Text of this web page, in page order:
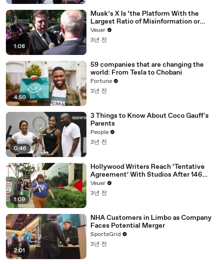
1:08
Musk’s X Is ‘the Platform With the
Largest Ratio of Misinformation or
Disinformation’ Amongst All Social
Media Platforms
Veuer
3년 전
4:50
59 companies that are changing the
world: From Tesla to Chobani
Fortune
3년 전
0:46
3 Things to Know About Coco Gauff's
Parents
People
3년 전
1:09
Hollywood Writers Reach ‘Tentative
Agreement’ With Studios After 146
Day Strike
Veuer
3년 전
2:01
NHA Customers in Limbo as Company
Faces Potential Merger
SportsGrid
3년 전